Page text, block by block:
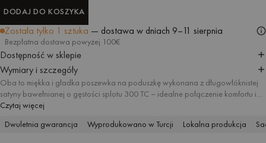
DODAJ DO KOSZYKA
Została tylko 1 sztuka — dostawa w dniach 9–11 sierpnia
Bezpłatna dostawa powyżej 100€
Dostępność w sklepie
Wymiary i szczegóły
Oba to miękka i gładka poszewka na poduszkę wykonana z długowłóknistej
satyny bawełnianej o gęstości splotu 300 TC – idealne połączenie komfortu i
trwałości. Oba jest dwustronna, a różne kolory pozwolą ci stworzyć neutralny
w wielu rozmiarach i pasuje do poszwy na kołdrę z tej samej kolekcji,
Czytaj więcej
Dwuletnia gwarancja
Wyprodukowano w Turcji Lokalna produkcja